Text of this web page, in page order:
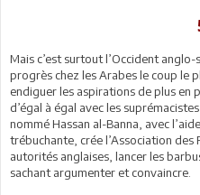
Mais c’est surtout l’Occident
progrès chez les Arabes le coup le
endiguer les aspirations de plus en
d’égal à égal avec les
nommé Hassan al-Banna, avec
trébuchante, crée l’Association
autorités anglaises, lancer les
sachant argumenter et convaincre.